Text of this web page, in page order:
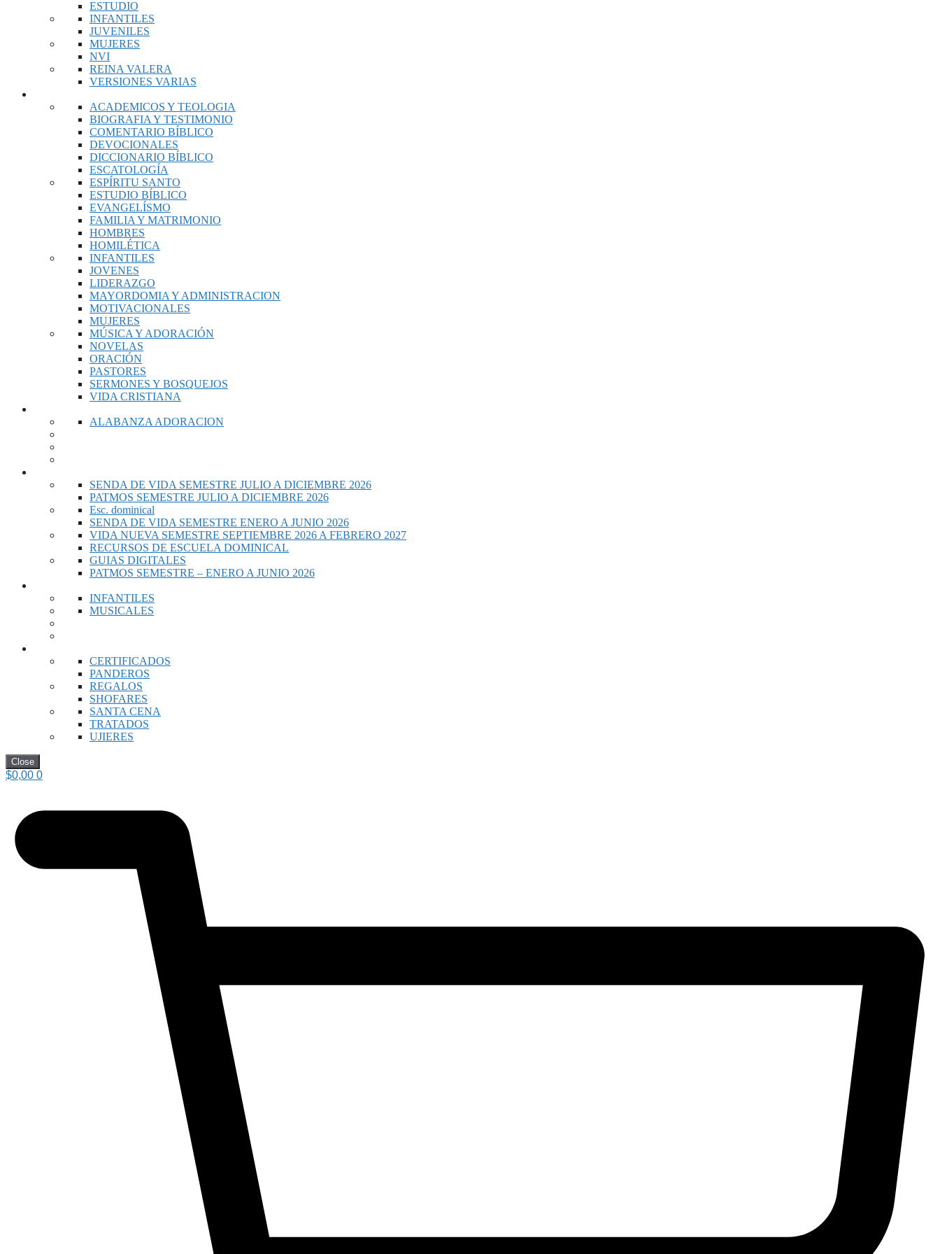
ESTUDIO
INFANTILES
JUVENILES
MUJERES
NVI
REINA VALERA
VERSIONES VARIAS
ACADEMICOS Y TEOLOGIA
BIOGRAFIA Y TESTIMONIO
COMENTARIO BÍBLICO
DEVOCIONALES
DICCIONARIO BÍBLICO
ESCATOLOGÍA
ESPÍRITU SANTO
ESTUDIO BÍBLICO
EVANGELÍSMO
FAMILIA Y MATRIMONIO
HOMBRES
HOMILÉTICA
INFANTILES
JOVENES
LIDERAZGO
MAYORDOMIA Y ADMINISTRACION
MOTIVACIONALES
MUJERES
MÚSICA Y ADORACIÓN
NOVELAS
ORACIÓN
PASTORES
SERMONES Y BOSQUEJOS
VIDA CRISTIANA
ALABANZA ADORACION
SENDA DE VIDA SEMESTRE JULIO A DICIEMBRE 2026
PATMOS SEMESTRE JULIO A DICIEMBRE 2026
Esc. dominical
SENDA DE VIDA SEMESTRE ENERO A JUNIO 2026
VIDA NUEVA SEMESTRE SEPTIEMBRE 2026 A FEBRERO 2027
RECURSOS DE ESCUELA DOMINICAL
GUIAS DIGITALES
PATMOS SEMESTRE – ENERO A JUNIO 2026
INFANTILES
MUSICALES
CERTIFICADOS
PANDEROS
REGALOS
SHOFARES
SANTA CENA
TRATADOS
UJIERES
Close
$0,00 0